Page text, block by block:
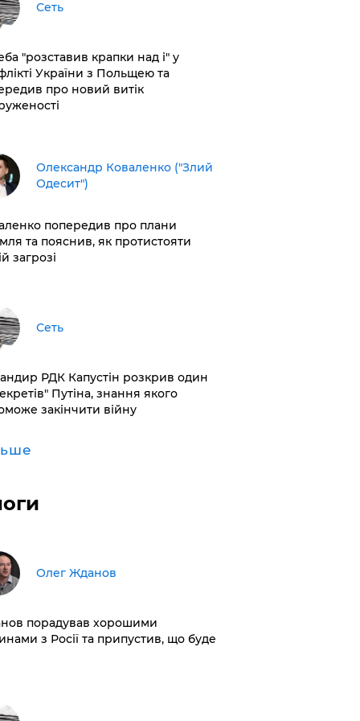
Сеть
"розставив крапки над і" у
України з Польщею та
про новий витік
Олександр Коваленко ("Злий
Одесит")
попередив про плани
та пояснив, як протистояти
загрозі
Сеть
РДК Капустін розкрив один
Путіна, знання якого
закінчити війну
Олег Жданов
порадував хорошими
з Росії та припустив, що буде